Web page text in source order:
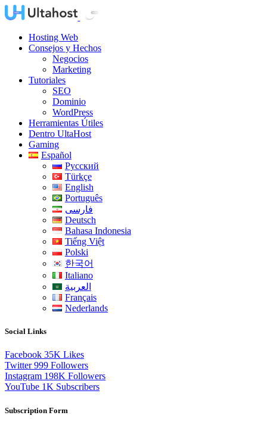
Hosting Web
Consejos y Hechos
Negocios
Marketing
Tutoriales
SEO
Dominio
WordPress
Herramientas Útiles
Dentro UltaHost
Gaming
Español
Русский
Türkçe
English
Português
فارسی
Deutsch
Bahasa Indonesia
Tiếng Việt
Polski
한국어
Italiano
العربية
Français
Nederlands
Social Links
Facebook 35K Likes
Twitter 999 Followers
Instagram 198K Followers
YouTube 1K Subscribers
Subscription Form